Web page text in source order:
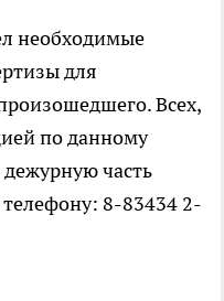
необходимые
для
Всех,
по данному
часть
8-83434 2-